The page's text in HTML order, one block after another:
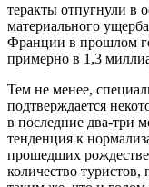
теракты отпугнули в
материального
Франции в прошлом
примерно в 1,3
Тем не менее,
подтверждается
в последние два-три
тенденция к
прошедших
количество